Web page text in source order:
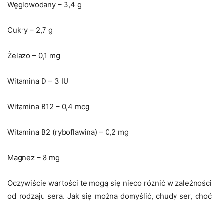
Węglowodany – 3,4 g
Cukry – 2,7 g
Żelazo – 0,1 mg
Witamina D – 3 IU
Witamina B12 – 0,4 mcg
Witamina B2 (ryboflawina) – 0,2 mg
Magnez – 8 mg
Oczywiście wartości te mogą się nieco różnić w zależności
od rodzaju sera. Jak się można domyślić, chudy ser, choć